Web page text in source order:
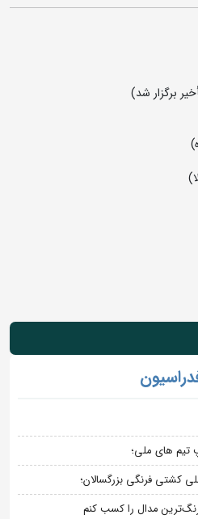
برگزار شد)
کشتی فرنگی بزرگسالان؛
مدال را کسب کنم